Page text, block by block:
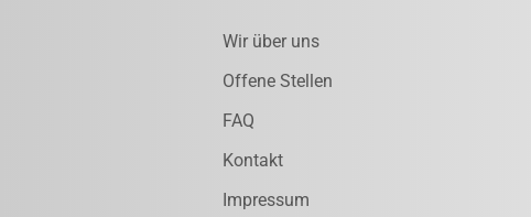
Wir über uns
Offene Stellen
FAQ
Kontakt
Impressum